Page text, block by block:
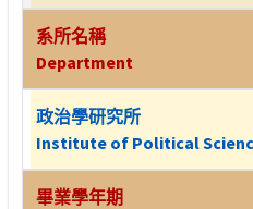
系所名稱
Department
政治學研究所
Institute of Political
畢業學年期